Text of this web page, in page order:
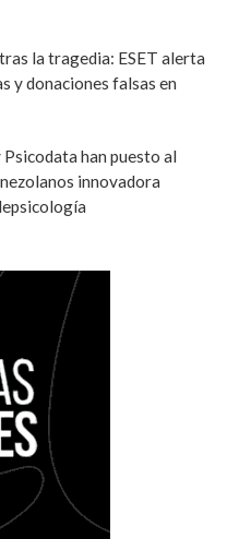
la tragedia: ESET alerta
y donaciones falsas en
han puesto al
innovadora